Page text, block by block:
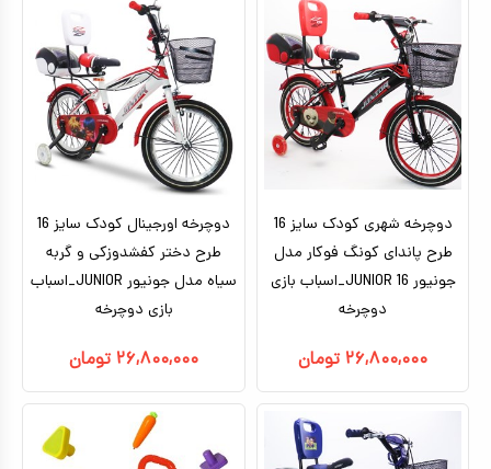
براساس برندها
ماشین شارژی_موتور شارژی
ماشین کنترلی
ماشین اسباب بازی
اکشن فیگور
عروسک دخترانه
عروسک رباتیک
ربات اسباب بازی
اسباب بازی نوزادی
دیجیتال و هوشمند
بازی فکری
اسباب بازی ورزشی
بزرگسال
سگ های نگهبان
هری پاتر
دوچرخه شهری کودک سایز 16
طرح پاندای کونگ‌ فوکار مدل
جونیور JUNIOR 16_اسباب بازی
دوچرخه
۲۶,۸۰۰,۰۰۰ تومان
دوچرخه اورجینال کودک سایز 16
طرح دختر کفشدوزکی و گربه
سیاه مدل جونیور JUNIOR_اسباب
بازی دوچرخه
۲۶,۸۰۰,۰۰۰ تومان